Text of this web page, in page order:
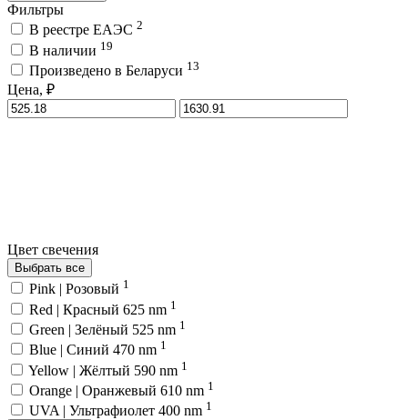
Фильтры
В реестре ЕАЭС 2
В наличии 19
Произведено в Беларуси 13
Цена, ₽
Цвет свечения
Выбрать все
Pink | Розовый 1
Red | Красный 625 nm 1
Green | Зелёный 525 nm 1
Blue | Синий 470 nm 1
Yellow | Жёлтый 590 nm 1
Orange | Оранжевый 610 nm 1
UVA | Ультрафиолет 400 nm 1